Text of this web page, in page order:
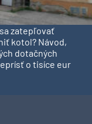
zatepľovať
kotol? Návod,
dotačných
o tisíce eur